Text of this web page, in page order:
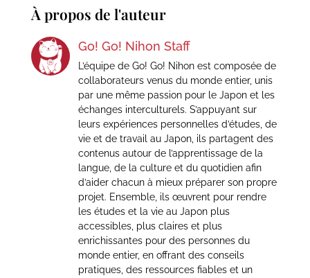
À propos de l'auteur
Go! Go! Nihon Staff
L’équipe de Go! Go! Nihon est composée de
collaborateurs venus du monde entier, unis
par une même passion pour le Japon et les
échanges interculturels. S’appuyant sur
leurs expériences personnelles d’études, de
vie et de travail au Japon, ils partagent des
contenus autour de l’apprentissage de la
langue, de la culture et du quotidien afin
d’aider chacun à mieux préparer son propre
projet. Ensemble, ils œuvrent pour rendre
les études et la vie au Japon plus
accessibles, plus claires et plus
enrichissantes pour des personnes du
monde entier, en offrant des conseils
pratiques, des ressources fiables et un